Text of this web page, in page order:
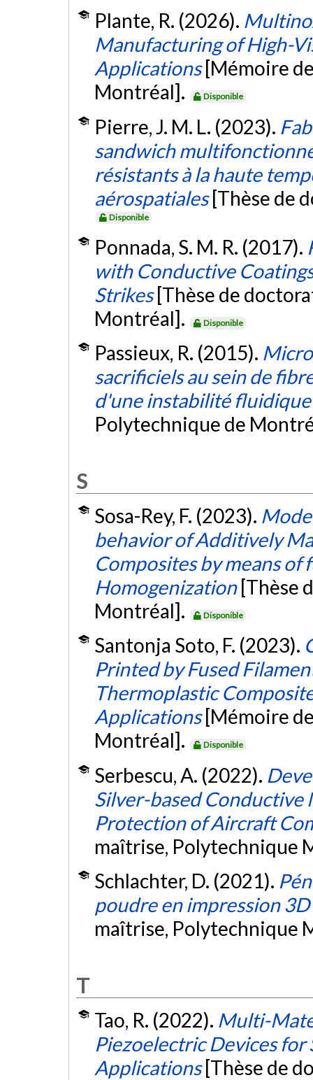
Plante, R. (2026).
Manufacturing of High-
Applications [Mémoire
Montréal].
Disponible
Pierre, J. M. L. (2023).
sandwich
résistants à la haute
aérospatiales [Thèse de
Disponible
Ponnada, S. M. R. (2017).
with Conductive
Strikes [Thèse de
Montréal].
Disponible
Passieux, R. (2015).
sacrificiels au sein de
d'une instabilité fluidique
Polytechnique de
S
Sosa-Rey, F. (2023).
behavior of Additively
Composites by means
Homogenization [Thèse
Montréal].
Disponible
Santonja Soto, F. (2023).
Printed by Fused
Thermoplastic
Applications [Mémoire
Montréal].
Disponible
Serbescu, A. (2022).
Silver-based
Protection of Aircraft
maîtrise, Polytechnique
Schlachter, D. (2021).
poudre en impression
maîtrise, Polytechnique
T
Tao, R. (2022). Multi-
Piezoelectric Devices for
Applications [Thèse de